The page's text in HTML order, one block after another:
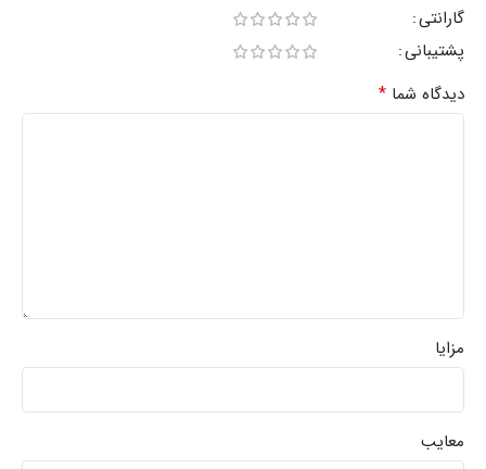
گارانتی
پشتیبانی
دیدگاه شما *
مزایا
معایب